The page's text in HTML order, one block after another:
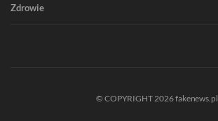
Zdrowie
© COPYRIGHT 2026 fakenews.pl